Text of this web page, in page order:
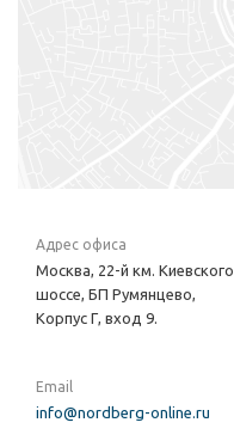
Адрес офиса
Москва, 22-й км. Киевского
шоссе, БП Румянцево,
Корпус Г, вход 9.
Email
info@nordberg-online.ru